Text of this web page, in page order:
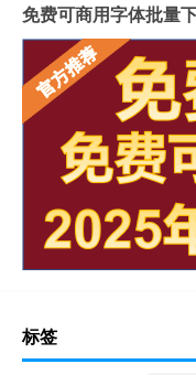
免费可商用字体批量
标签